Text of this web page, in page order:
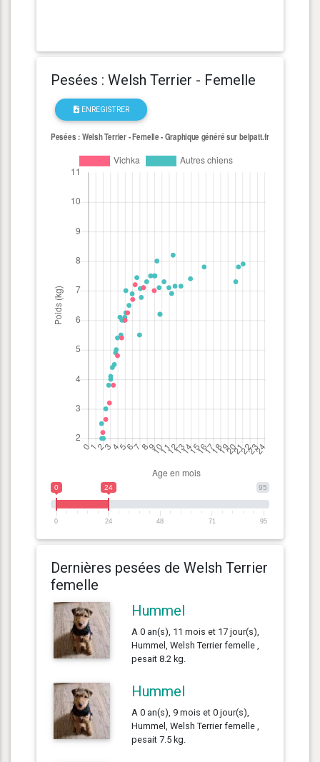
Pesées : Welsh Terrier - Femelle
ENREGISTRER
95
0 24
0 24 48 71 95
Dernières pesées de Welsh Terrier
femelle
Hummel
A 0 an(s), 11 mois et 17 jour(s),
Hummel, Welsh Terrier femelle ,
pesait 8.2 kg.
Hummel
A 0 an(s), 9 mois et 0 jour(s),
Hummel, Welsh Terrier femelle ,
pesait 7.5 kg.